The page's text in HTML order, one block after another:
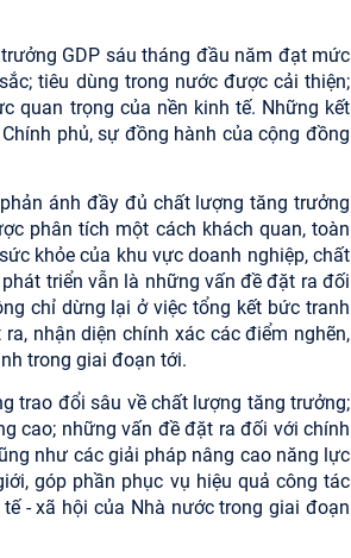
GDP sáu tháng đầu năm đạt mức
tiêu dùng trong nước được cải thiện;
quan trọng của nền kinh tế. Những kết
phủ, sự đồng hành của cộng đồng
ánh đầy đủ chất lượng tăng trưởng
phân tích một cách khách quan, toàn
khỏe của khu vực doanh nghiệp, chất
triển vẫn là những vấn đề đặt ra đối
chỉ dừng lại ở việc tổng kết bức tranh
nhận diện chính xác các điểm nghẽn,
trong giai đoạn tới.
trao đổi sâu về chất lượng tăng trưởng;
cao; những vấn đề đặt ra đối với chính
như các giải pháp nâng cao năng lực
góp phần phục vụ hiệu quả công tác
- xã hội của Nhà nước trong giai đoạn